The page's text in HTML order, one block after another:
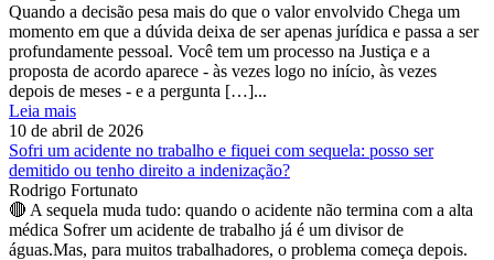
Quando a decisão pesa mais do que o valor envolvido Chega um
momento em que a dúvida deixa de ser apenas jurídica e passa a ser
profundamente pessoal. Você tem um processo na Justiça e a
proposta de acordo aparece - às vezes logo no início, às vezes
depois de meses - e a pergunta […]...
Leia mais
10 de abril de 2026
Sofri um acidente no trabalho e fiquei com sequela: posso ser
demitido ou tenho direito a indenização?
Rodrigo Fortunato
🔴 A sequela muda tudo: quando o acidente não termina com a alta
médica Sofrer um acidente de trabalho já é um divisor de
águas.Mas, para muitos trabalhadores, o problema começa depois.